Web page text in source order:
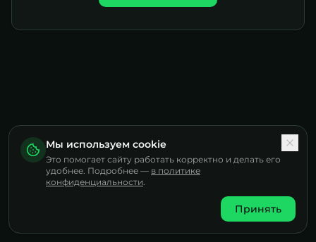
Мы используем cookie
Это помогает сайту работать корректно и делать его
удобнее. Подробнее — в политике
конфиденциальности.
Принять